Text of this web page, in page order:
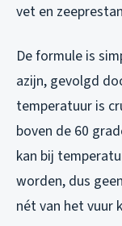
vet en
De formule is
azijn, gevolgd
temperatuur is
boven de 60
kan bij
worden, dus
nét van het vuur